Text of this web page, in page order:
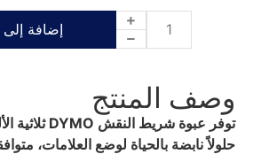
إضافة إلى
وصف المنتج
حلولاً نابضة بالحياة لوضع العلامات،